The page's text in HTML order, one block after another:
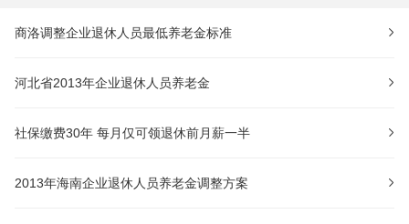
商洛调整企业退休人员最低养老金标准
河北省2013年企业退休人员养老金
社保缴费30年 每月仅可领退休前月薪一半
2013年海南企业退休人员养老金调整方案